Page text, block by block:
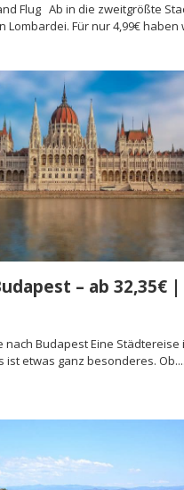
Flug Ab in die zweitgrößte
Lombardei. Für nur 4,99€ haben
– ab 32,35€
nach Budapest Eine Städtereise
ist etwas ganz besonderes.